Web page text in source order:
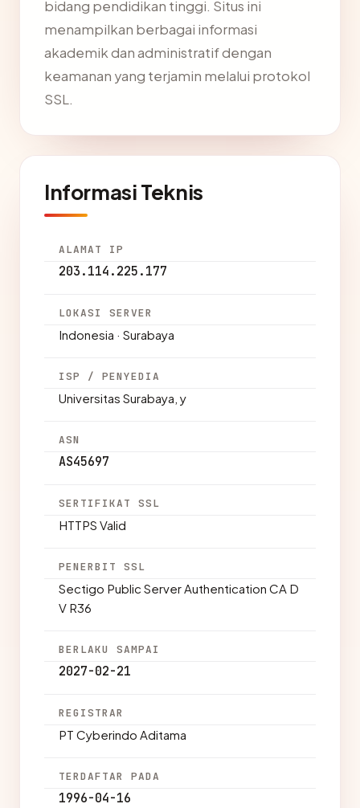
bidang pendidikan tinggi. Situs ini
menampilkan berbagai informasi
akademik dan administratif dengan
keamanan yang terjamin melalui protokol
SSL.
Informasi Teknis
ALAMAT IP
203.114.225.177
LOKASI SERVER
Indonesia · Surabaya
ISP / PENYEDIA
Universitas Surabaya, y
ASN
AS45697
SERTIFIKAT SSL
HTTPS Valid
PENERBIT SSL
Sectigo Public Server Authentication CA D
V R36
BERLAKU SAMPAI
2027-02-21
REGISTRAR
PT Cyberindo Aditama
TERDAFTAR PADA
1996-04-16